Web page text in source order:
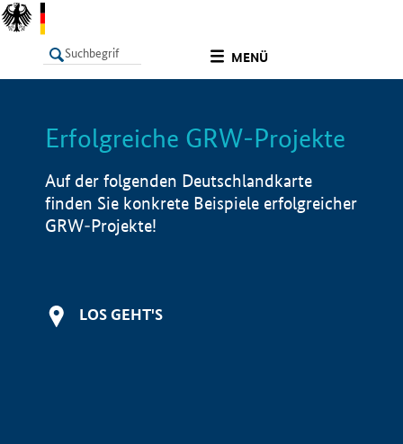
MENÜ
LISTE Info
Erfolgreiche GRW-Projekte
Auf der folgenden Deutschlandkarte
finden Sie konkrete Beispiele erfolgreicher
GRW-Projekte!
LOS GEHT'S